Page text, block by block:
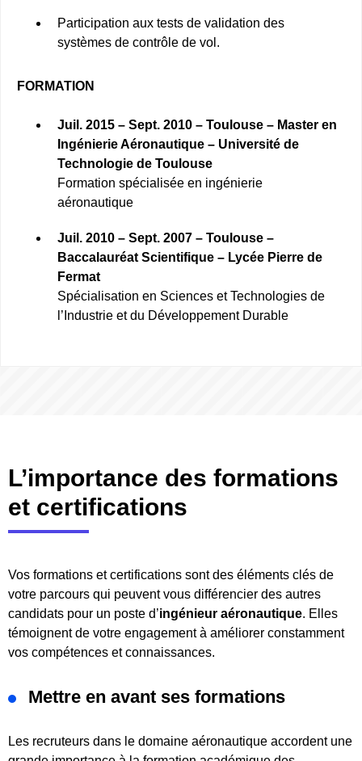
Participation aux tests de validation des
systèmes de contrôle de vol.
FORMATION
Juil. 2015 – Sept. 2010 – Toulouse – Master en
Ingénierie Aéronautique – Université de
Technologie de Toulouse
Formation spécialisée en ingénierie
aéronautique
Juil. 2010 – Sept. 2007 – Toulouse –
Baccalauréat Scientifique – Lycée Pierre de
Fermat
Spécialisation en Sciences et Technologies de
l’Industrie et du Développement Durable
L’importance des formations
et certifications
Vos formations et certifications sont des éléments clés de
votre parcours qui peuvent vous différencier des autres
candidats pour un poste d’ingénieur aéronautique. Elles
témoignent de votre engagement à améliorer constamment
vos compétences et connaissances.
Mettre en avant ses formations
Les recruteurs dans le domaine aéronautique accordent une